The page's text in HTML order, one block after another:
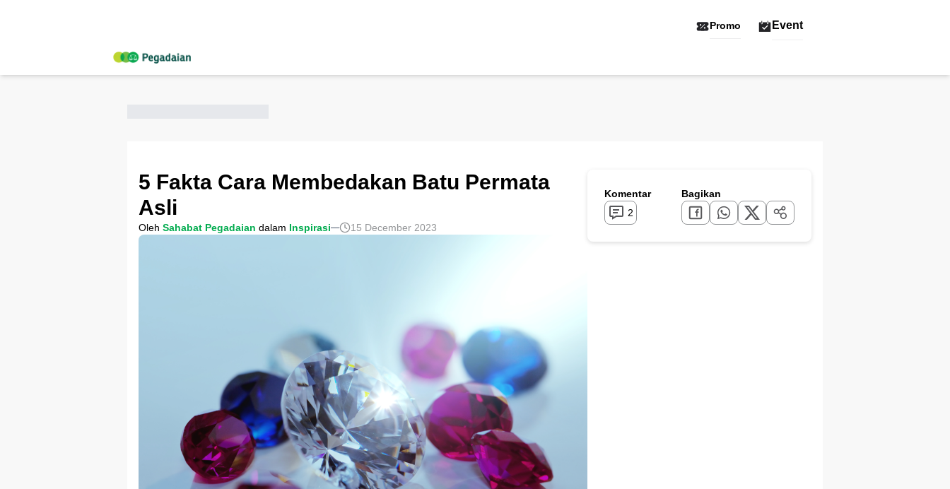
Promo Event
5 Fakta Cara Membedakan Batu Permata
Asli
Oleh Sahabat Pegadaian dalam Inspirasi 15 December 2023
Komentar
2
Bagikan